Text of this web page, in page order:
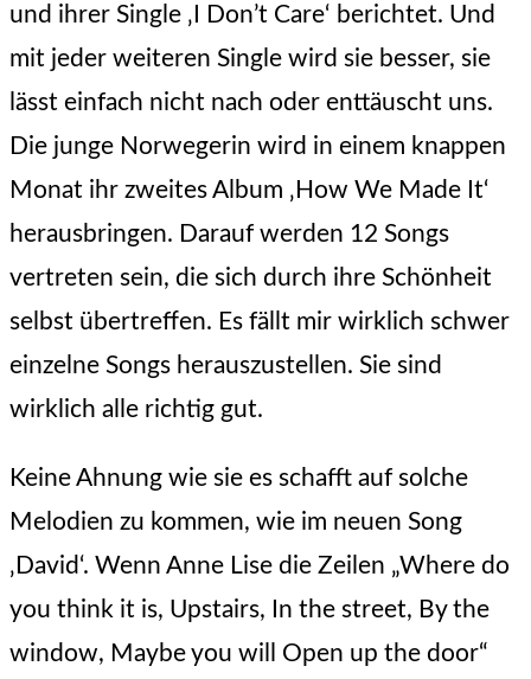
und ihrer Single ‚I Don’t Care‘ berichtet. Und
mit jeder weiteren Single wird sie besser, sie
lässt einfach nicht nach oder enttäuscht uns.
Die junge Norwegerin wird in einem knappen
Monat ihr zweites Album ‚How We Made It‘
herausbringen. Darauf werden 12 Songs
vertreten sein, die sich durch ihre Schönheit
selbst übertreffen. Es fällt mir wirklich schwer
einzelne Songs herauszustellen. Sie sind
wirklich alle richtig gut.
Keine Ahnung wie sie es schafft auf solche
Melodien zu kommen, wie im neuen Song
‚David‘. Wenn Anne Lise die Zeilen „Where do
you think it is, Upstairs, In the street, By the
window, Maybe you will Open up the door“